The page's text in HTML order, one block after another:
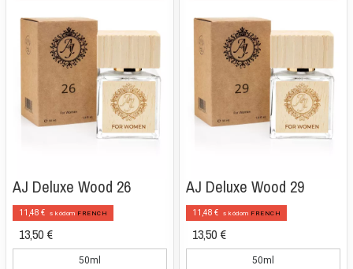
AJ Deluxe Wood 26
11,48 € s kódom FRENCH
13,50 €
50ml
AJ Deluxe Wood 29
11,48 € s kódom FRENCH
13,50 €
50ml